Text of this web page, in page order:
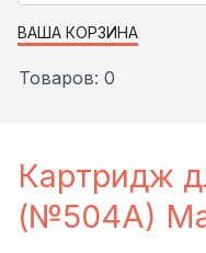
ВАША КОРЗИНА
Товаров: 0
Картридж
(№504A)